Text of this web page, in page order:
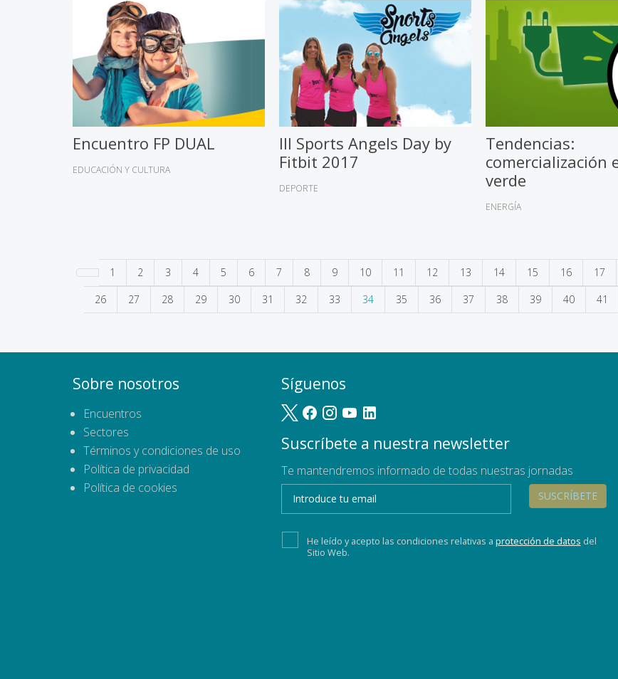
Encuentro FP DUAL
EDUCACIÓN Y CULTURA
III Sports Angels Day by
Fitbit 2017
DEPORTE
Tendencias:
comercialización
verde
ENERGÍA
1 2 3 4 5 6 7 8 9 10 11 12 13 14 15 16 17
26
27 28 29 30 31 32 33 34 35 36 37 38 39 40 41
Sobre nosotros
Encuentros
Sectores
Términos y condiciones de uso
Política de privacidad
Política de cookies
Síguenos
Suscríbete a nuestra newsletter
Te mantendremos informado de todas nuestras jornadas
SUSCRÍBETE
He leído y acepto las condiciones relativas a protección de datos del
Sitio Web.